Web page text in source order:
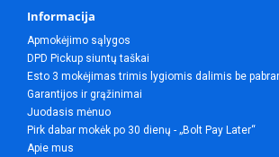
Informacija
Apmokėjimo sąlygos
DPD Pickup siuntų taškai
Esto 3 mokėjimas trimis lygiomis dalimis be
Garantijos ir grąžinimai
Juodasis mėnuo
Pirk dabar mokėk po 30 dienų - „Bolt Pay Later“
Apie mus